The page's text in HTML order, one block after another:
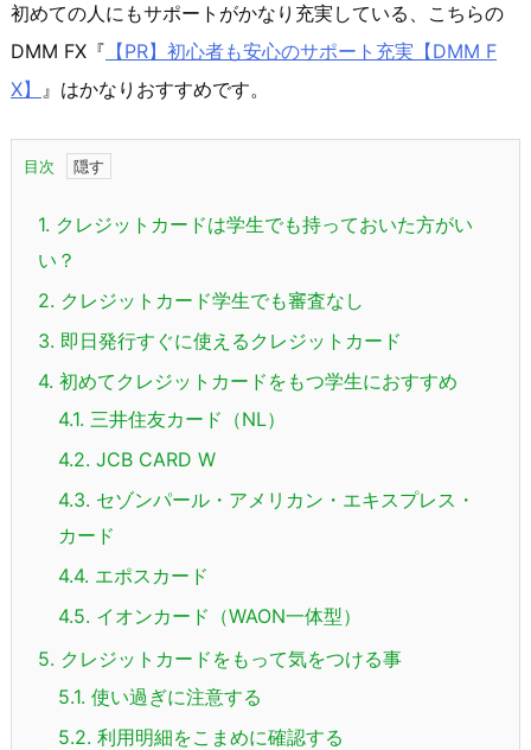
初めての人にもサポートがかなり充実している、こちらの
DMM FX『 【PR】初心者も安心のサポート充実【DMM F
X】 』はかなりおすすめです。
目次
1. クレジットカードは学生でも持っておいた方がい
い？
2. クレジットカード学生でも審査なし
3. 即日発行すぐに使えるクレジットカード
4. 初めてクレジットカードをもつ学生におすすめ
4.1. 三井住友カード（NL）
4.2. JCB CARD W
4.3. セゾンパール・アメリカン・エキスプレス・
カード
4.4. エポスカード
4.5. イオンカード（WAON一体型）
5. クレジットカードをもって気をつける事
5.1. 使い過ぎに注意する
5.2. 利用明細をこまめに確認する